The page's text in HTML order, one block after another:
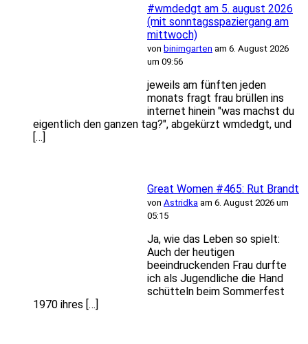
#wmdedgt am 5. august 2026
(mit sonntagsspaziergang am
mittwoch)
von binimgarten am 6. August 2026
um 09:56
jeweils am fünften jeden
monats fragt frau brüllen ins
internet hinein "was machst du
eigentlich den ganzen tag?", abgekürzt wmdedgt, und
[…]
Great Women #465: Rut Brandt
von Astridka am 6. August 2026 um
05:15
Ja, wie das Leben so spielt:
Auch der heutigen
beeindruckenden Frau durfte
ich als Jugendliche die Hand
schütteln beim Sommerfest
1970 ihres […]